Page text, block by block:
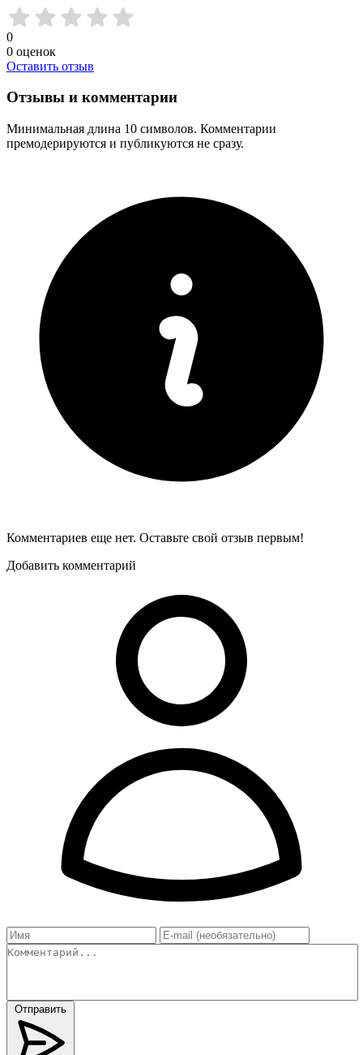
0
0 оценок
Оставить отзыв
Отзывы и комментарии
Минимальная длина 10 символов. Комментарии
премодерируются и публикуются не сразу.
Комментариев еще нет. Оставьте свой отзыв первым!
Добавить комментарий
Отправить